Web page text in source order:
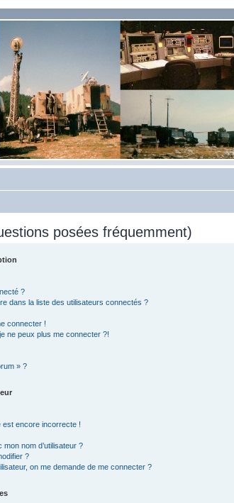
posées fréquemment)
?
dans la liste des utilisateurs connectés ?
connecter !
ne peux plus me connecter ?!
» ?
est encore incorrecte !
nom d’utilisateur ?
?
on me demande de me connecter ?